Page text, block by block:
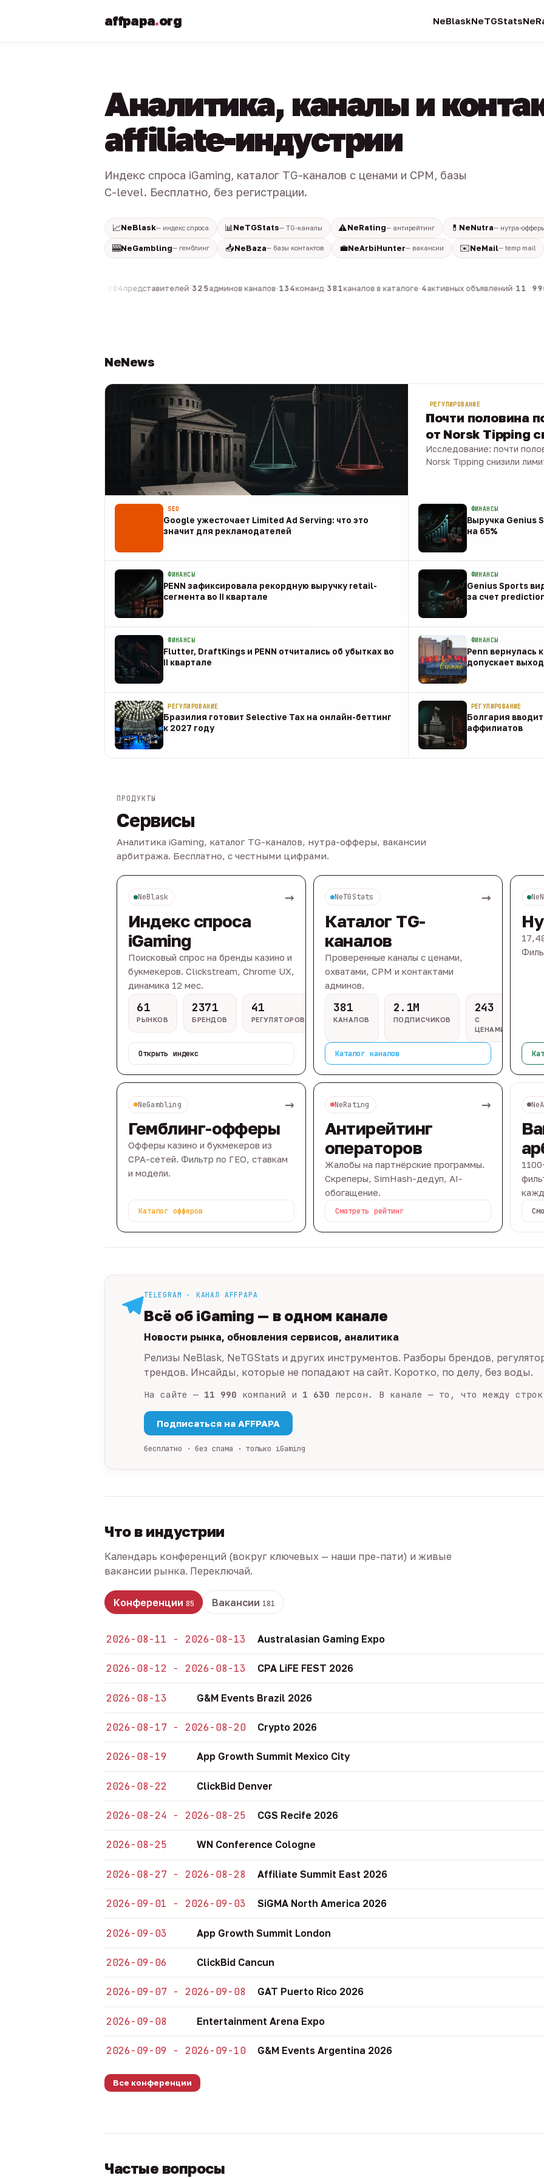
affpapa.org NeBlaskNeTGStats
Аналитика, каналы и
affiliate-индустрии
Индекс спроса iGaming, каталог TG-каналов с ценами и CPM, базы
C-level. Бесплатно, без регистрации.
📈NeBlask— индекс спроса 📊 NeTGStats— TG-каналы ⚠️NeRating— антирейтинг 💊 NeNutra— нутра-
🎰NeGambling— гемблинг 📥NeBaza— базы контактов 💼NeArbiHunter— вакансии ✉️NeMail— temp mail
804представителей·325админов каналов·134команд·381каналов в каталоге·4активных объявлений·11 990
NeNews
РЕГУЛИРОВАНИЕ
Почти половина
от Norsk Tipping
Исследование: почти
Norsk Tipping снизили
SEO
Google ужесточает Limited Ad Serving: что это
значит для рекламодателей
ФИНАНСЫ
Выручка Genius
на 65%
08 авг
ФИНАНСЫ
PENN зафиксировала рекордную выручку retail-
сегмента во II квартале
ФИНАНСЫ
Genius Sports
за счет
08 авг
ФИНАНСЫ
Flutter, DraftKings и PENN отчитались об убытках во
II квартале
ФИНАНСЫ
Penn вернулась
допускает
08 авг
РЕГУЛИРОВАНИЕ
Бразилия готовит Selective Tax на онлайн-беттинг
к 2027 году
РЕГУЛИРОВАНИЕ
Болгария
аффилиатов
08 авг
ПРОДУКТЫ
Сервисы
Аналитика iGaming, каталог TG-каналов, нутра-офферы, вакансии
арбитража. Бесплатно, с честными цифрами.
NeBlask →
Индекс спроса
iGaming
Поисковый спрос на бренды казино и
букмекеров. Clickstream, Chrome UX,
динамика 12 мес.
61
РЫНКОВ
2371
БРЕНДОВ
41
РЕГУЛЯТОРОВ
Открыть индекс
NeTGStats →
Каталог TG-
каналов
Проверенные каналы с ценами,
охватами, CPM и контактами
админов.
381
КАНАЛОВ
2.1M
ПОДПИСЧИКОВ
243
С
ЦЕНАМИ
Каталог каналов
NeGambling →
Гемблинг-офферы
Офферы казино и букмекеров из
CPA-сетей. Фильтр по ГЕО, ставкам
и модели.
Каталог офферов
NeRating →
Антирейтинг
операторов
Жалобы на партнёрские программы.
Скреперы, SimHash-дедуп, AI-
обогащение.
Смотреть рейтинг
TELEGRAM · КАНАЛ AFFPAPA
Всё об iGaming — в одном канале
Новости рынка, обновления сервисов, аналитика
Релизы NeBlask, NeTGStats и других инструментов. Разборы брендов,
трендов. Инсайды, которые не попадают на сайт. Коротко, по делу, без воды.
На сайте — 11 990 компаний и 1 630 персон. В канале — то, что между
Подписаться на AFFPAPA
бесплатно · без спама · только iGaming
Что в индустрии
Календарь конференций (вокруг ключевых — наши пре-пати) и живые
вакансии рынка. Переключай.
Конференции 85 Вакансии 181
2026-08-11 - 2026-08-13 Australasian Gaming Expo
2026-08-12 - 2026-08-13 CPA LiFE FEST 2026
2026-08-13 G&M Events Brazil 2026
2026-08-17 - 2026-08-20 Crypto 2026
2026-08-19 App Growth Summit Mexico City
2026-08-22 ClickBid Denver
2026-08-24 - 2026-08-25 CGS Recife 2026
2026-08-25 WN Conference Cologne
2026-08-27 - 2026-08-28 Affiliate Summit East 2026
2026-09-01 - 2026-09-03 SiGMA North America 2026
2026-09-03 App Growth Summit London
2026-09-06 ClickBid Cancun
2026-09-07 - 2026-09-08 GAT Puerto Rico 2026
2026-09-08 Entertainment Arena Expo
2026-09-09 - 2026-09-10 G&M Events Argentina 2026
Все конференции
Частые вопросы